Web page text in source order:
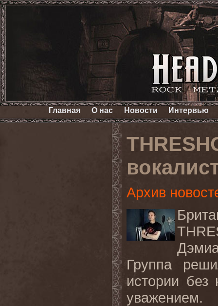
Главная О нас Новости Интервью
Архив
Группа
истории
уважением.